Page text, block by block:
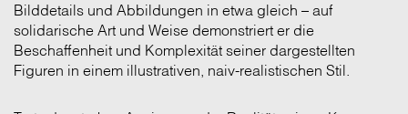
Bilddetails und Abbildungen in etwa gleich – auf
solidarische Art und Weise demonstriert er die
Beschaffenheit und Komplexität seiner dargestellten
Figuren in einem illustrativen, naiv-realistischen Stil.